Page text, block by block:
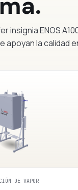
insignia ENOS
apoyan la calidad
DE VAPOR